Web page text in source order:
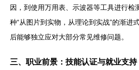
因，到使用万用表、示波器等工具进行检
种“从图片到实物，从理论到实战”的渐进
后能够独立应对大部分常见维修问题。
三、职业前景：技能认证与就业支持